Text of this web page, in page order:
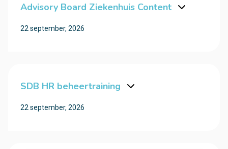
Advisory Board Ziekenhuis Content
22 september, 2026
SDB HR beheertraining
22 september, 2026